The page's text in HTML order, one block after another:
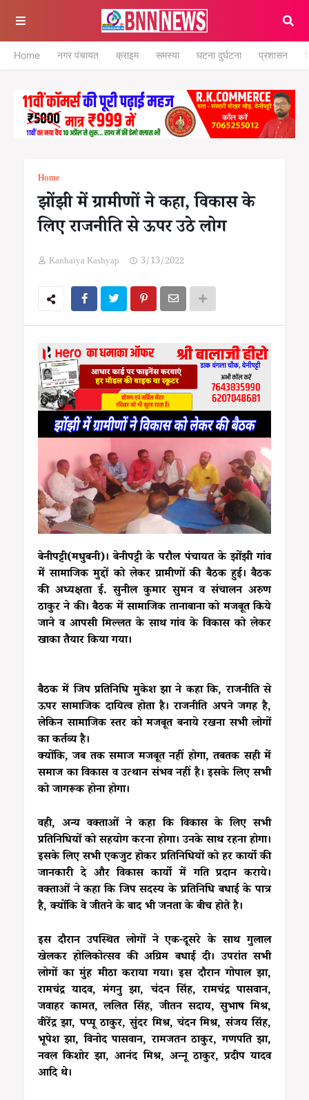
Home नगर पंचायत क्राइम समस्या घटना दुर्घटना प्रशासन
Home
झोंझी में ग्रामीणों ने कहा, विकास के
लिए राजनीति से ऊपर उठे लोग
Kanhaiya Kashyap 3/13/2022
बेनीपट्टी(मधुबनी)। बेनीपट्टी के परौल पंचायत के झोंझी गांव
में सामाजिक मुद्दों को लेकर ग्रामीणों की बैठक हुई। बैठक
की अध्यक्षता ई. सुनील कुमार सुमन व संचालन अरुण
ठाकुर ने की। बैठक में सामाजिक तानाबाना को मजबूत किये
जाने व आपसी मिल्लत के साथ गांव के विकास को लेकर
खाका तैयार किया गया।
बैठक में जिप प्रतिनिधि मुकेश झा ने कहा कि, राजनीति से
ऊपर सामाजिक दायित्व होता है। राजनीति अपने जगह है,
लेकिन सामाजिक स्तर को मजबूत बनाये रखना सभी लोगों
का कर्तव्य है।
क्योंकि, जब तक समाज मजबूत नहीं होगा, तबतक सही में
समाज का विकास व उत्थान संभव नहीं है। इसके लिए सभी
को जागरूक होना होगा।
वही, अन्य वक्ताओं ने कहा कि विकास के लिए सभी
प्रतिनिधियों को सहयोग करना होगा। उनके साथ रहना होगा।
इसके लिए सभी एकजुट होकर प्रतिनिधियों को हर कार्यो की
जानकारी दे और विकास कार्यो में गति प्रदान कराये।
वक्ताओं ने कहा कि जिप सदस्य के प्रतिनिधि बधाई के पात्र
है, क्योंकि वे जीतने के बाद भी जनता के बीच होते है।
इस दौरान उपस्थित लोगों ने एक-दूसरे के साथ गुलाल
खेलकर होलिकोत्सव की अग्रिम बधाई दी। उपरांत सभी
लोगों का मुंह मीठा कराया गया। इस दौरान गोपाल झा,
रामचंद्र यादव, मंगनु झा, चंदन सिंह, रामचंद्र पासवान,
जवाहर कामत, ललित सिंह, जीतन सदाय, सुभाष मिश्र,
वीरेंद्र झा, पप्पू ठाकुर, सुंदर मिश्र, चंदन मिश्र, संजय सिंह,
भूपेश झा, विनोद पासवान, रामजतन ठाकुर, गणपति झा,
नवल किशोर झा, आनंद मिश्र, अन्नू ठाकुर, प्रदीप यादव
आदि थे।